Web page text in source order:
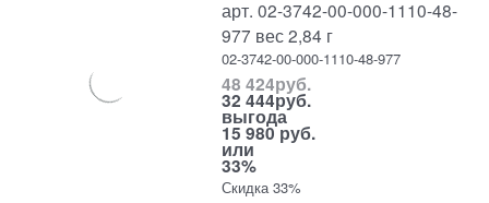
арт. 02-3742-00-000-1110-48-
977 вес 2,84 г
02-3742-00-000-1110-48-977
48 424руб.
32 444руб.
выгода
15 980 руб.
или
33%
Скидка 33%